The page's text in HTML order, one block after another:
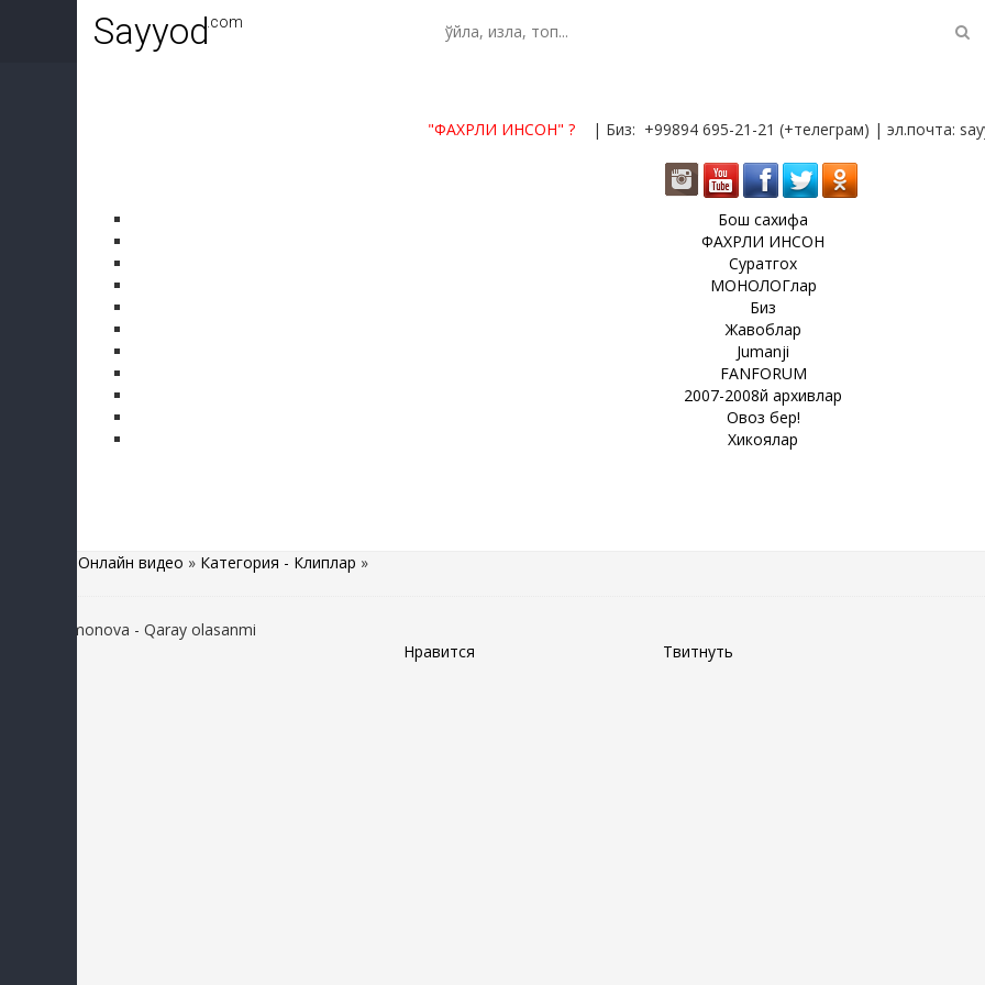
Sayyod.com
"ФАХРЛИ ИНСОН"? | Биз: +99894 695-21-21 (+телеграм) | эл.почта:
Бош сахифа
ФАХРЛИ ИНСОН
Суратгох
МОНОЛОГлар
Биз
Жавоблар
Jumanji
FANFORUM
2007-2008й архивлар
Овоз бер!
Хикоялар
Онлайн видео » Категория - Клиплар »
Nilufar Usmonova - Qaray olasanmi
Нравится
Твитнуть